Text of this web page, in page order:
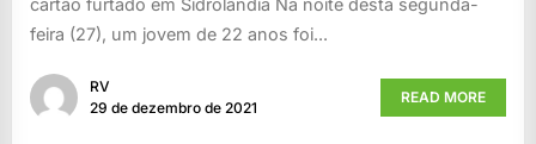
feira (27), um jovem de 22 anos foi...
RV
29 de dezembro de 2021
READ MORE